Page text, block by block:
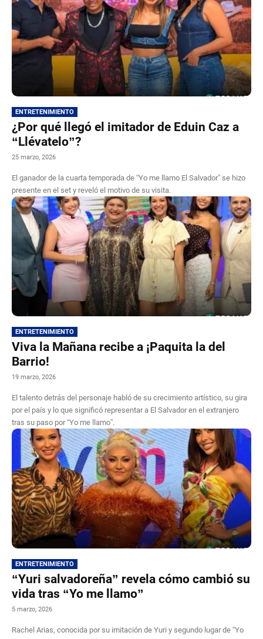
ENTRETENIMIENTO
¿Por qué llegó el imitador de Eduin Caz a
“Llévatelo”?
25 marzo, 2026
El ganador de la cuarta temporada de “Yo me llamo El Salvador” se hizo
presente en el set y reveló el motivo de su visita.
ENTRETENIMIENTO
Viva la Mañana recibe a ¡Paquita la del
Barrio!
19 marzo, 2026
El talento detrás del personaje habló de su crecimiento artístico, su gira
por el país y lo que significó representar a El Salvador en el extranjero
tras su paso por “Yo me llamo”.
ENTRETENIMIENTO
“Yuri salvadoreña” revela cómo cambió su
vida tras “Yo me llamo”
5 marzo, 2026
Rachel Arias, conocida por su imitación de Yuri y segundo lugar de “Yo